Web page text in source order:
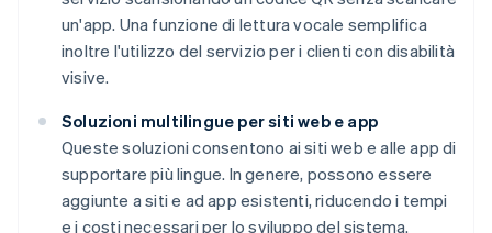
un'app. Una funzione di lettura vocale semplifica
inoltre l'utilizzo del servizio per i clienti con disabilità
visive.
Soluzioni multilingue per siti web e app
Queste soluzioni consentono ai siti web e alle app di
supportare più lingue. In genere, possono essere
aggiunte a siti e ad app esistenti, riducendo i tempi
e i costi necessari per lo sviluppo del sistema.